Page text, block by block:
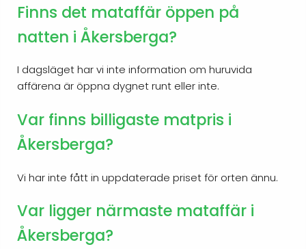
Finns det mataffär öppen på
natten i Åkersberga?
I dagsläget har vi inte information om huruvida
affärena är öppna dygnet runt eller inte.
Var finns billigaste matpris i
Åkersberga?
Vi har inte fått in uppdaterade priset för orten ännu.
Var ligger närmaste mataffär i
Åkersberga?